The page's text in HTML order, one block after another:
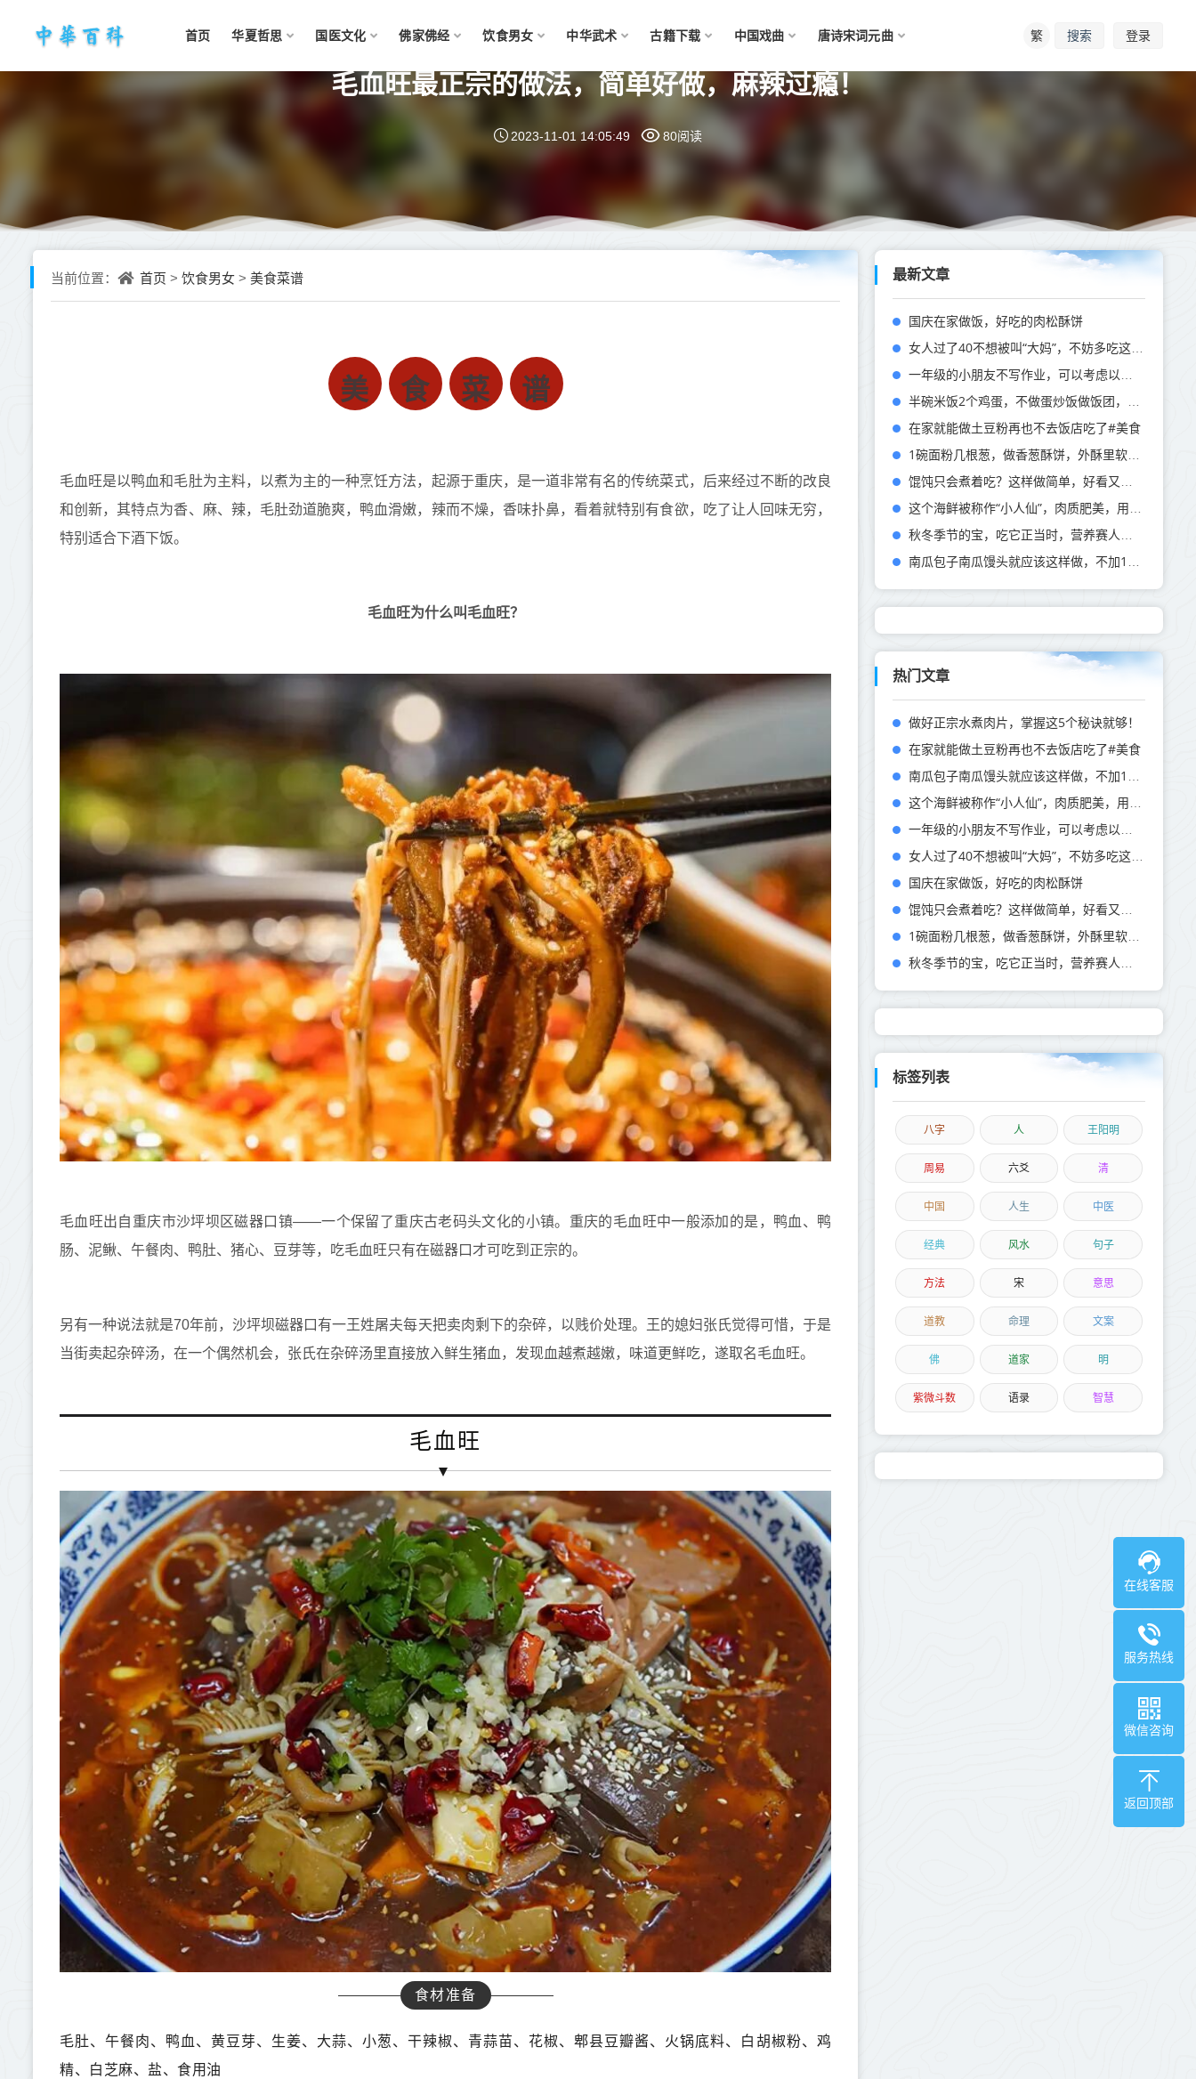
首页 华夏哲思 国医文化 佛家佛经 饮食男女 中华武术 古籍下载 中国戏曲 唐诗宋词元曲 繁 搜索 登录
毛血旺最正宗的做法，简单好做，麻辣过瘾！
2023-11-01 14:05:49 80阅读
当前位置： 首页 > 饮食男女 > 美食菜谱
美 食 菜 谱
毛血旺是以鸭血和毛肚为主料，以煮为主的一种烹饪方法，起源于重庆，是一道非常有名的传统菜式，后来经过不断的改良
和创新，其特点为香、麻、辣，毛肚劲道脆爽，鸭血滑嫩，辣而不燥，香味扑鼻，看着就特别有食欲，吃了让人回味无穷，
特别适合下酒下饭。
毛血旺为什么叫毛血旺？
毛血旺出自重庆市沙坪坝区磁器口镇——一个保留了重庆古老码头文化的小镇。重庆的毛血旺中一般添加的是，鸭血、鸭
肠、泥鳅、午餐肉、鸭肚、猪心、豆芽等，吃毛血旺只有在磁器口才可吃到正宗的。
另有一种说法就是70年前，沙坪坝磁器口有一王姓屠夫每天把卖肉剩下的杂碎，以贱价处理。王的媳妇张氏觉得可惜，于是
当街卖起杂碎汤，在一个偶然机会，张氏在杂碎汤里直接放入鲜生猪血，发现血越煮越嫩，味道更鲜吃，遂取名毛血旺。
毛血旺
食材准备
毛肚、午餐肉、鸭血、黄豆芽、生姜、大蒜、小葱、干辣椒、青蒜苗、花椒、郫县豆瓣酱、火锅底料、白胡椒粉、鸡
精、白芝麻、盐、食用油
最新文章
国庆在家做饭，好吃的肉松酥饼
在家就能做土豆粉再也不去饭店吃了#美食
热门文章
做好正宗水煮肉片，掌握这5个秘诀就够！
在家就能做土豆粉再也不去饭店吃了#美食
国庆在家做饭，好吃的肉松酥饼
标签列表
八字 人 王阳明
周易 六爻 清
中国 人生 中医
经典 风水 句子
方法 宋 意思
道教 命理 文案
佛 道家 明
紫微斗数 语录 智慧
在线客服
服务热线
微信咨询
返回顶部